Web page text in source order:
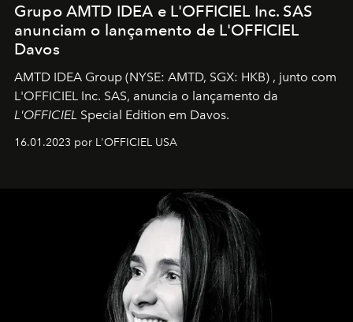
Grupo AMTD IDEA e L'OFFICIEL Inc. SAS
anunciam o lançamento de L'OFFICIEL
Davos
AMTD IDEA Group (NYSE: AMTD, SGX: HKB) , junto com
L'OFFICIEL Inc. SAS, anuncia o lançamento da
L'OFFICIEL Special Edition em Davos.
16.01.2023 por L'OFFICIEL USA